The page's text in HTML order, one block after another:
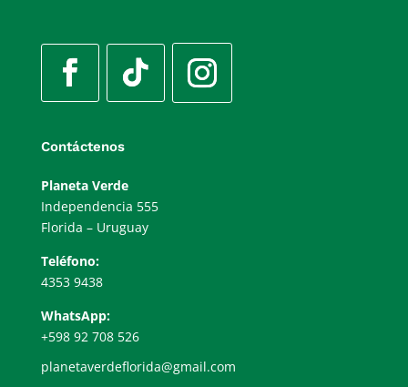
Contáctenos
Planeta Verde
Independencia 555
Florida – Uruguay
Teléfono:
4353 9438
WhatsApp:
+598 92 708 526
planetaverdeflorida@gmail.com